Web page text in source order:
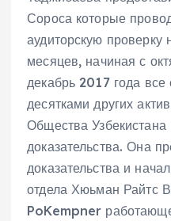
Сороса которые
аудиторскую
месяцев, начиная с
декабрь 2017 года
десятками других
Общества Узбекистана
доказательства. Она
доказательства и
отдела Хюьман Райтс
PoKempner